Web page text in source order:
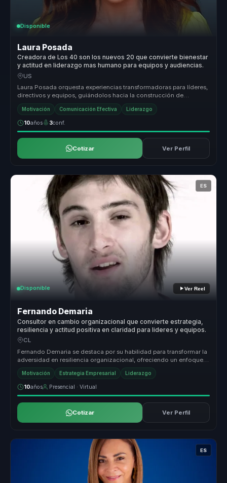
Disponible
Laura Posada
Creadora de Los 40 son los nuevos 20 que convierte bienestar
y actitud en liderazgo mas humano para equipos y audiencias.
US
Laura Posada orquesta experiencias transformadoras para líderes,
directivos y equipos, guiándolos hacia la construcción de
liderazgo estr...
Motivación Comunicación Efectiva Liderazgo
10años 3conf.
Cotizar Ver Perfil
ES
Disponible Ver Reel
Fernando Demaria
Consultor en cambio organizacional que convierte estrategia,
resiliencia y actitud positiva en claridad para lideres y equipos.
CL
Fernando Demaria se destaca por su habilidad para transformar la
adversidad en resiliencia organizacional, ofreciendo un enfoque
único qu...
Motivación Estrategia Empresarial Liderazgo
10años Presencial · Virtual
Cotizar Ver Perfil
ES